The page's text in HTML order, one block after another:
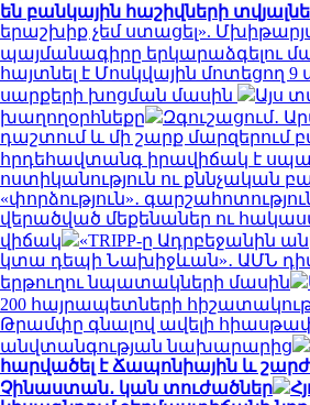
են բանկային հաշիվների
երաշխիք չեմ ստացել».
պայմանագիրը երկարաձգելու
հայտնել է Մոսկվային մոտեցող 9
սարքերի խոցման մասին
Այս
խաղողօրհնեքը
Զգուշացում․
դաշտում և մի շարք մարզերում
հրդեհավտանգ իրավիճակ է
ոստիկանություն ու քննչական
«փորձություն»․
վերածված մեքենաներ ու
վիճակ
«TRIPP-ը Ադրբեջանին
կտա դեպի Նախիջևան»․ ԱՄՆ
երթուղու նպատակների մասին
200 հայրապետների
Թրամփը գնալով ավելի
անվտանգության նախարարից
հարվածել է Ճապոնիային և
Չինաստան․ կան տուժածներ